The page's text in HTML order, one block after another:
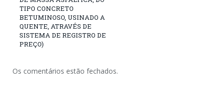
TIPO CONCRETO
BETUMINOSO, USINADO A
QUENTE, ATRAVÉS DE
SISTEMA DE REGISTRO DE
PREÇO)
Os comentários estão fechados.